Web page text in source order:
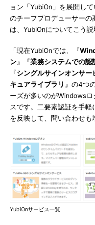
ョン「YubiOn」を展開し
のチーフプロデューサーの
は、YubiOnについてこう説
「現在YubiOnでは、『
ン』『業務システムでの認
『シングルサインオンサー
キュアライブラリ 』の4つ
ーズが多いのがWindows
スです。二要素認証を手
を反映して、問い合わせも
YubiOnサービス一覧